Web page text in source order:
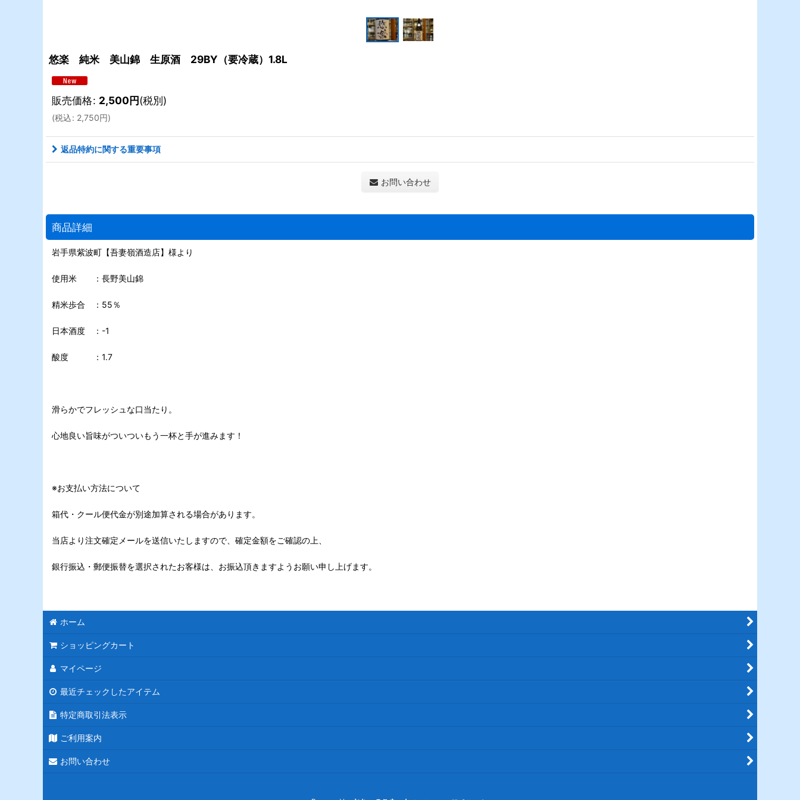
悠楽 純米 美山錦 生原酒 29BY（要冷蔵）1.8L
販売価格: 2,500円(税別)
(税込: 2,750円)
返品特約に関する重要事項
お問い合わせ
商品詳細
岩手県紫波町【吾妻嶺酒造店】様より
使用米 ：長野美山錦
精米歩合 ：55％
日本酒度 ：-1
酸度 ：1.7
滑らかでフレッシュな口当たり。
心地良い旨味がついついもう一杯と手が進みます！
※お支払い方法について
箱代・クール便代金が別途加算される場合があります。
当店より注文確定メールを送信いたしますので、確定金額をご確認の上、
銀行振込・郵便振替を選択されたお客様は、お振込頂きますようお願い申し上げます。
ホーム
ショッピングカート
マイページ
最近チェックしたアイテム
特定商取引法表示
ご利用案内
お問い合わせ